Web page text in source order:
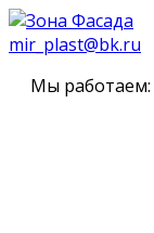
mir_plast@bk.ru
Мы работаем: